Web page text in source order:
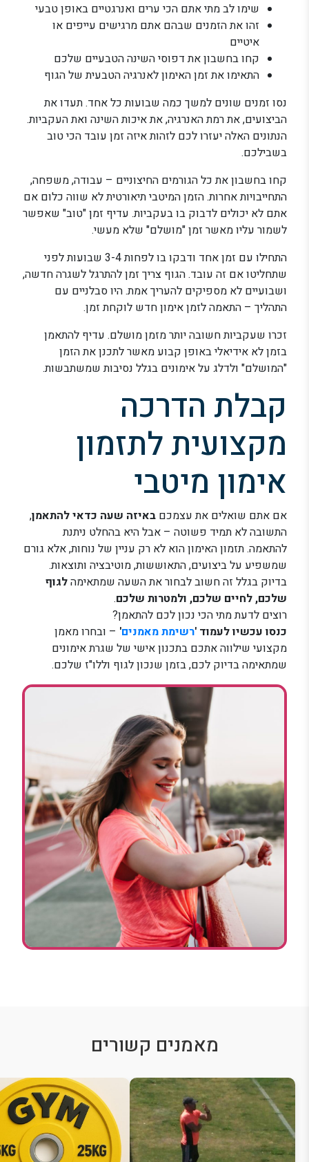
שימו לב מתי אתם הכי ערים ואנרגטיים באופן טבעי
זהו את הזמנים שבהם אתם מרגישים עייפים או
איטיים
קחו בחשבון את דפוסי השינה הטבעיים שלכם
התאימו את זמן האימון לאנרגיה הטבעית של הגוף
נסו זמנים שונים למשך כמה שבועות כל אחד. תעדו את
הביצועים, את רמת האנרגיה, את איכות השינה ואת העקביות.
הנתונים האלה יעזרו לכם לזהות איזה זמן עובד הכי טוב
בשבילכם.
קחו בחשבון את כל הגורמים החיצוניים – עבודה, משפחה,
התחייבויות אחרות. הזמן המיטבי תיאורטית לא שווה כלום אם
אתם לא יכולים לדבוק בו בעקביות. עדיף זמן "טוב" שאפשר
לשמור עליו מאשר זמן "מושלם" שלא מעשי.
התחילו עם זמן אחד ודבקו בו לפחות 3-4 שבועות לפני
שתחליטו אם זה עובד. הגוף צריך זמן להתרגל לשגרה חדשה,
ושבועיים לא מספיקים להעריך אמת. היו סבלניים עם
התהליך – התאמה לזמן אימון חדש לוקחת זמן.
זכרו שעקביות חשובה יותר מזמן מושלם. עדיף להתאמן
בזמן לא אידיאלי באופן קבוע מאשר לתכנן את הזמן
"המושלם" ולדלג על אימונים בגלל נסיבות שמשתבשות.
קבלת הדרכה
מקצועית לתזמון
אימון מיטבי
אם אתם שואלים את עצמכם באיזה שעה כדאי להתאמן,
התשובה לא תמיד פשוטה – אבל היא בהחלט ניתנת
להתאמה. תזמון האימון הוא לא רק עניין של נוחות, אלא גורם
שמשפיע על ביצועים, התאוששות, מוטיבציה ותוצאות.
בדיוק בגלל זה חשוב לבחור את השעה שמתאימהלגוף
שלכם, לחיים שלכם, ולמטרות שלכם.
רוצים לדעת מתי הכי נכון לכם להתאמן?
כנסו עכשיו לעמוד 'רשימת מאמנים' – ובחרו מאמן
מקצועי שילווה אתכם בתכנון אישי של שגרת אימונים
שמתאימה בדיוק לכם, בזמן שנכון לגוף וללו"ז שלכם.
מאמנים קשורים